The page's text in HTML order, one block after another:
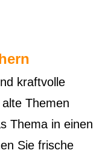
kraftvolle
Themen
Thema in einen
Sie frische